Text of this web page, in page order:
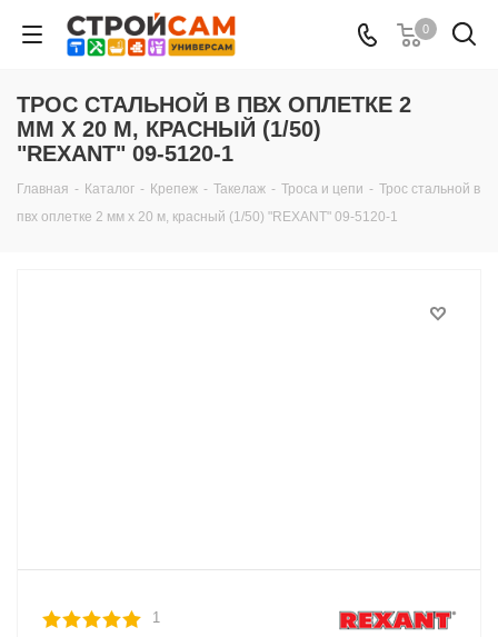
0
ТРОС СТАЛЬНОЙ В ПВХ ОПЛЕТКЕ 2
ММ Х 20 М, КРАСНЫЙ (1/50)
"REXANT" 09-5120-1
Главная - Каталог - Крепеж - Такелаж - Троса и цепи - Трос стальной в
пвх оплетке 2 мм х 20 м, красный (1/50) "REXANT" 09-5120-1
1